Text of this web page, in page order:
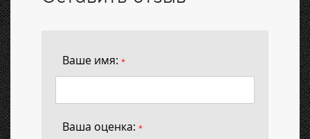
Ваше имя: *
Ваша оценка: *